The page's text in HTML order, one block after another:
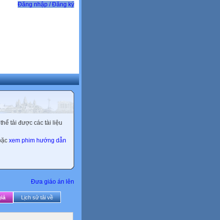
Đăng nhập / Đăng ký
tải được các tài liệu
xem phim hướng dẫn
Đưa giáo án lên
Lịch sử tải về